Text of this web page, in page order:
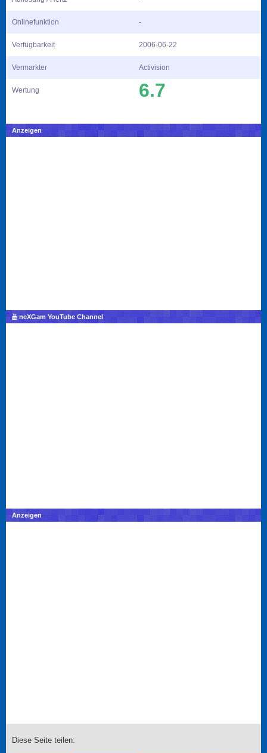
Onlinefunktion -
Verfügbarkeit 2006-06-22
Vermarkter Activision
Wertung 6.7
Anzeigen
neXGam YouTube Channel
Anzeigen
Diese Seite teilen: